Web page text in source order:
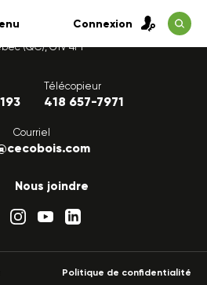
Connexion
Lavigerie, Bureau 200
(QC), G1V 4P1
Télécopieur
418 657-7971
Courriel
Nous joindre
Politique de confidentialité